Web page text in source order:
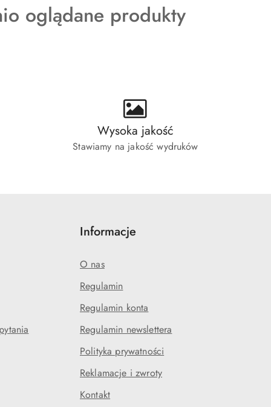
oglądane produkty
Wysoka jakość
Stawiamy na jakość wydruków
Informacje
O nas
Regulamin
Regulamin konta
Regulamin newslettera
Polityka prywatności
Reklamacje i zwroty
Kontakt